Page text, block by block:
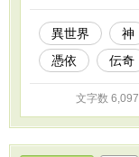
異世界 神
憑依
伝奇
文字数 6,097